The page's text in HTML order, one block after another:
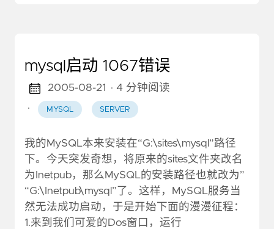
mysql启动 1067错误
2005-08-21
· 4 分钟阅读
·
MYSQL SERVER
我的MySQL本来安装在“G:\sites\mysql”路径
下。今天突发奇想，将原来的sites文件夹改名
为Inetpub，那么MySQL的安装路径也就改为”
“G:\Inetpub\mysql”了。这样，MySQL服务当
然无法成功启动，于是开始下面的漫漫征程：
1.来到我们可爱的Dos窗口，运行